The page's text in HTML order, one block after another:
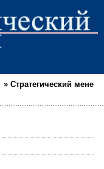
» Стратегический мене